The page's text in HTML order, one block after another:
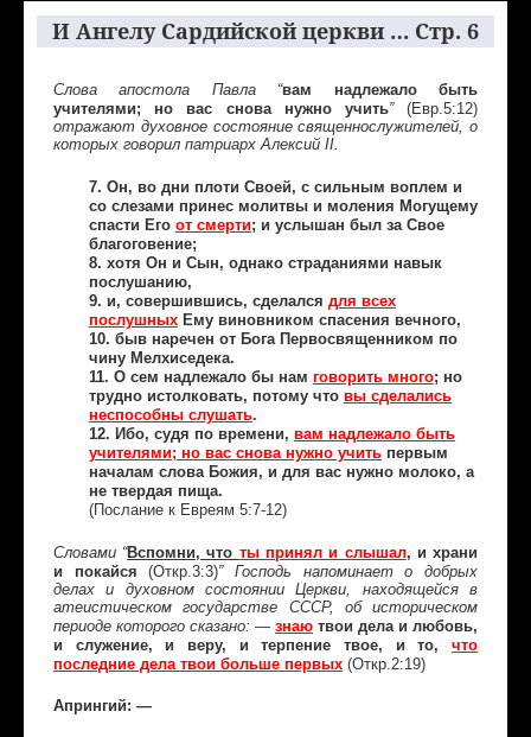
И Ангелу Сардийской церкви … Стр. 6
Слова апостола Павла “вам надлежало быть
учителями; но вас снова нужно учить”(Евр.5:12)
отражают духовное состояние священнослужителей, о
которых говорил патриарх Алексий II.
7. Он, во дни плоти Своей, с сильным воплем и
со слезами принес молитвы и моления Могущему
спасти Его от смерти; и услышан был за Свое
благоговение;
8. хотя Он и Сын, однако страданиями навык
послушанию,
9. и, совершившись, сделался для всех
послушныхЕму виновником спасения вечного,
10. быв наречен от Бога Первосвященником по
чину Мелхиседека.
11. О сем надлежало бы нам говорить много; но
трудно истолковать, потому что вы сделались
неспособны слушать.
12. Ибо, судя по времени, вам надлежало быть
учителями; но вас снова нужно учитьпервым
началам слова Божия, и для вас нужно молоко, а
не твердая пища.
(Послание к Евреям 5:7-12)
Словами “Вспомни, что ты принял и слышал, и храни
и покайся (Откр.3:3)” Господь напоминает о добрых
делах и духовном состоянии Церкви, находящейся в
атеистическом государстве СССР, об историческом
периоде которого сказано: — знаю твои дела и любовь,
и служение, и веру, и терпение твое, и то,что
последние дела твои больше первых (Откр.2:19)
Апрингий: —